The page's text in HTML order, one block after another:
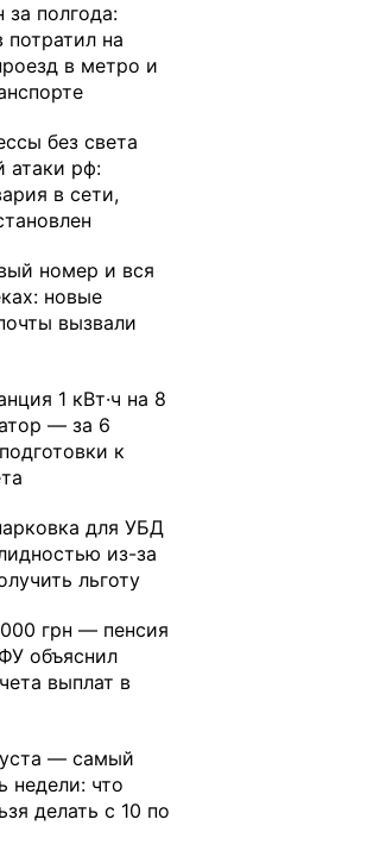
за полгода:
потратил на
в метро и
без света
атаки рф:
в сети,
номер и вся
новые
вызвали
1 кВт·ч на 8
— за 6
к
для УБД
из-за
льготу
грн — пенсия
объяснил
выплат в
— самый
недели: что
делать с 10 по